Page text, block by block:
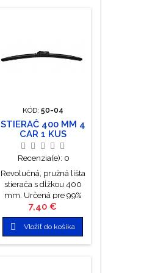
KÓD: 50-04
STIERAČ 400 MM 4
CAR 1 KUS
Recenzia(e): 0
Revolučná, pružná lišta
stierača s dĺžkou 400
mm. Určená pre 99%
všetkých vozidiel
vďaka špeciálnemu
úchytu. Použitie aj pre
automobily, ktoré boli z
Cena
7,40 €
 Vložiť do košíka